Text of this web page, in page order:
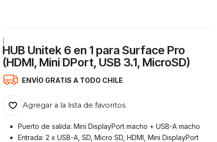
HUB Unitek 6 en 1 para Surface Pro
(HDMI, Mini DPort, USB 3.1, MicroSD)
ENVÍO GRATIS A TODO CHILE
Agregar a la lista de favoritos
Puerto de salida: Mini DisplayPort macho + USB-A macho
Entrada: 2 x USB-A, SD, Micro SD, HDMI, Mini DisplayPort